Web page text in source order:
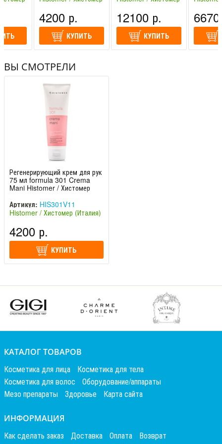
4200 р.
КУПИТЬ
12100 р.
КУПИТЬ
ВЫ СМОТРЕЛИ
Регенерирующий крем для рук
75 мл formula 301 Crema
Mani Histomer / Хистомер
Артикул: HIS301V11
Histomer / Хистомер (Италия)
4200 р.
КУПИТЬ
КАТАЛОГ ТОВАРОВ
Косметика для лица
Косметика для тела
Косметика для волос
Оборудование/аппараты
Мезо препараты
Здоровье Карта сайта
ИНФОРМАЦИЯ
Как сделать заказ Доставка Оплата
Возврат